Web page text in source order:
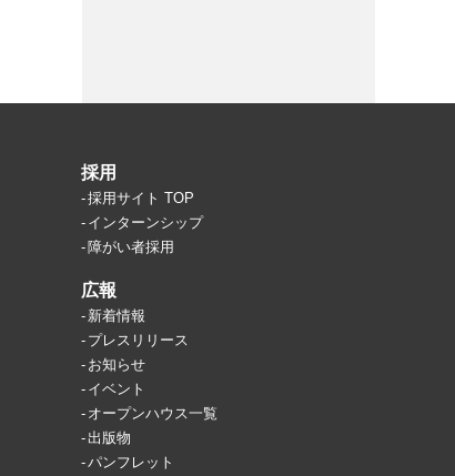
採用
採用サイト TOP
インターンシップ
障がい者採用
広報
新着情報
プレスリリース
お知らせ
イベント
オープンハウス一覧
出版物
パンフレット